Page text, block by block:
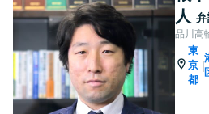
人
品川高
東
京
都
|